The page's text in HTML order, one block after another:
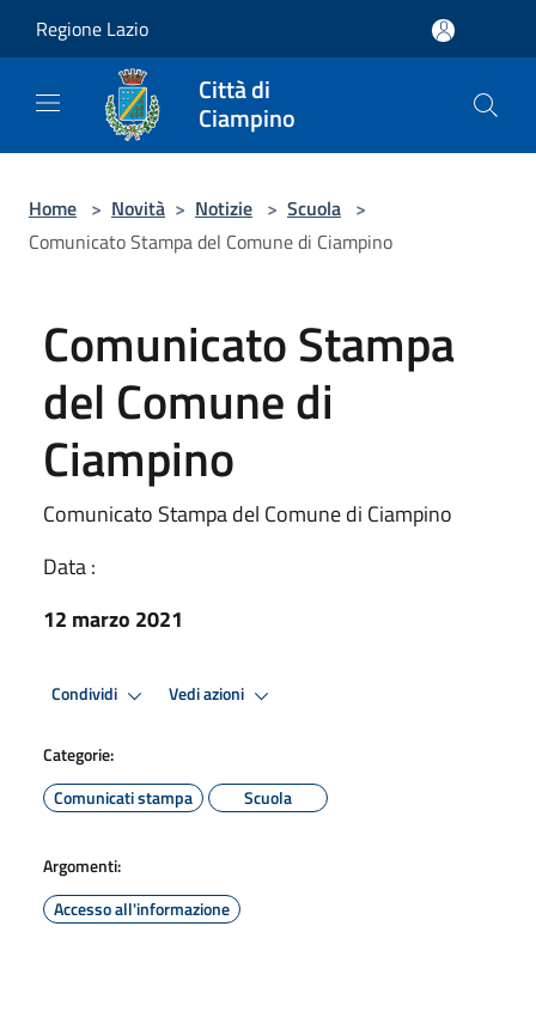
Regione Lazio
Città di
Ciampino
Home > Novità > Notizie > Scuola >
Comunicato Stampa del Comune di Ciampino
Comunicato Stampa
del Comune di
Ciampino
Comunicato Stampa del Comune di Ciampino
Data :
12 marzo 2021
Condividi Vedi azioni
Categorie:
Comunicati stampa
Scuola
Argomenti:
Accesso all'informazione